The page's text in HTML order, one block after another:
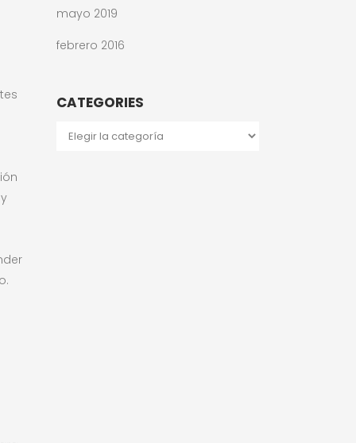
mayo 2019
febrero 2016
CATEGORIES
Categories